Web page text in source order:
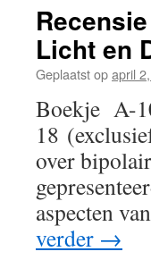
Licht en
Geplaatst opapril
Boekje A-
18
over
aspecten
verder →